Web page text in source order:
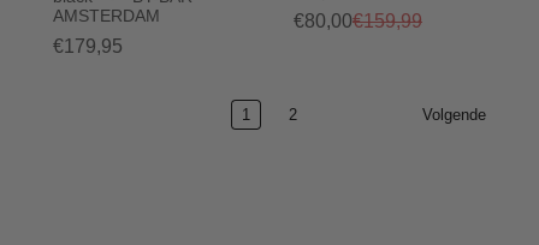
AMSTERDAM
€179,95
€80,00€159,99
1 2 Volgende